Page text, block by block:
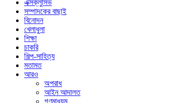
এক্সক্লুসিভ
সম্পাদকের বাছাই
বিনোদন
খেলাধুলা
শিক্ষা
চাকরি
শিল্প-সাহিত্য
মতামত
আরও
অপরাধ
আইন আদালত
গণমাধ্যম